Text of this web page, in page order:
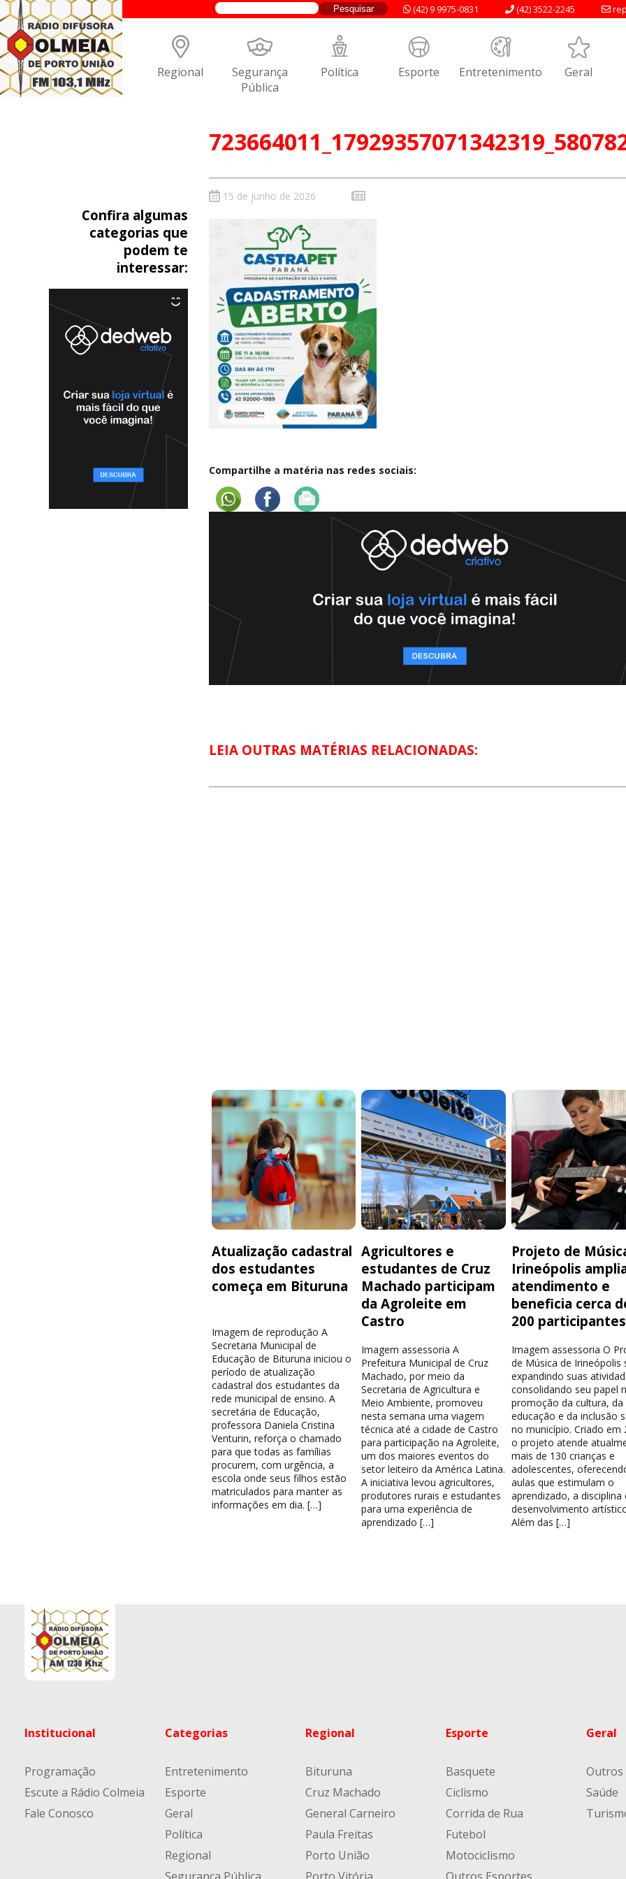
(42) 3522-2245
(42) 9 9975-0831
Regional Segurança
Pública
Política Esporte Entretenimento Geral
Confira algumas
categorias que
podem te
interessar:
15 de junho de 2026
Compartilhe a matéria nas redes sociais:
LEIA OUTRAS MATÉRIAS RELACIONADAS:
Atualização cadastral
dos estudantes
começa em Bituruna
Imagem de reprodução A
Secretaria Municipal de
Educação de Bituruna iniciou o
período de atualização
cadastral dos estudantes da
rede municipal de ensino. A
secretária de Educação,
professora Daniela Cristina
Venturin, reforça o chamado
para que todas as famílias
procurem, com urgência, a
escola onde seus filhos estão
matriculados para manter as
informações em dia. […]
Agricultores e
estudantes de Cruz
Machado participam
da Agroleite em
Castro
Imagem assessoria A
Prefeitura Municipal de Cruz
Machado, por meio da
Secretaria de Agricultura e
Meio Ambiente, promoveu
nesta semana uma viagem
técnica até a cidade de Castro
para participação na Agroleite,
um dos maiores eventos do
setor leiteiro da América Latina.
A iniciativa levou agricultores,
produtores rurais e estudantes
para uma experiência de
aprendizado […]
Projeto de
Irineópolis
atendimento e
beneficia cerca
200 participantes
Imagem assessoria O
de Música de Irineópolis
expandindo suas
consolidando seu papel
promoção da cultura, da
educação e da inclusão
no município. Criado em
o projeto atende
mais de 130 crianças e
adolescentes,
aulas que estimulam o
aprendizado, a disciplina
desenvolvimento
Além das […]
Institucional
Programação
Escute a Rádio Colmeia
Fale Conosco
Categorias
Entretenimento
Esporte
Geral
Política
Regional
Regional
Bituruna
Cruz Machado
General Carneiro
Paula Freitas
Porto União
Esporte
Basquete
Ciclismo
Corrida de Rua
Futebol
Motociclismo
Geral
Outros
Saúde